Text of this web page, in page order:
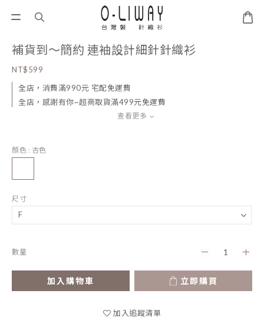
補貨到～簡約 連袖設計細針針織衫
NT$599
全店，消費滿990元 宅配免運費
全店，感謝有你~超商取貨滿499元免運費
查看更多
顏色 : 杏色
尺寸
數量
加入購物車 立即購買
加入追蹤清單